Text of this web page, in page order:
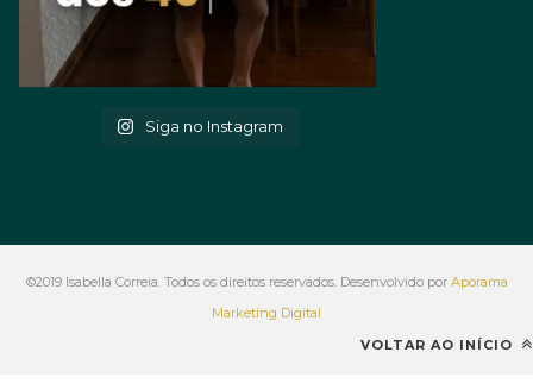
Siga no Instagram
©2019 Isabella Correia. Todos os direitos reservados. Desenvolvido por Aporama
Marketing Digital
VOLTAR AO INÍCIO